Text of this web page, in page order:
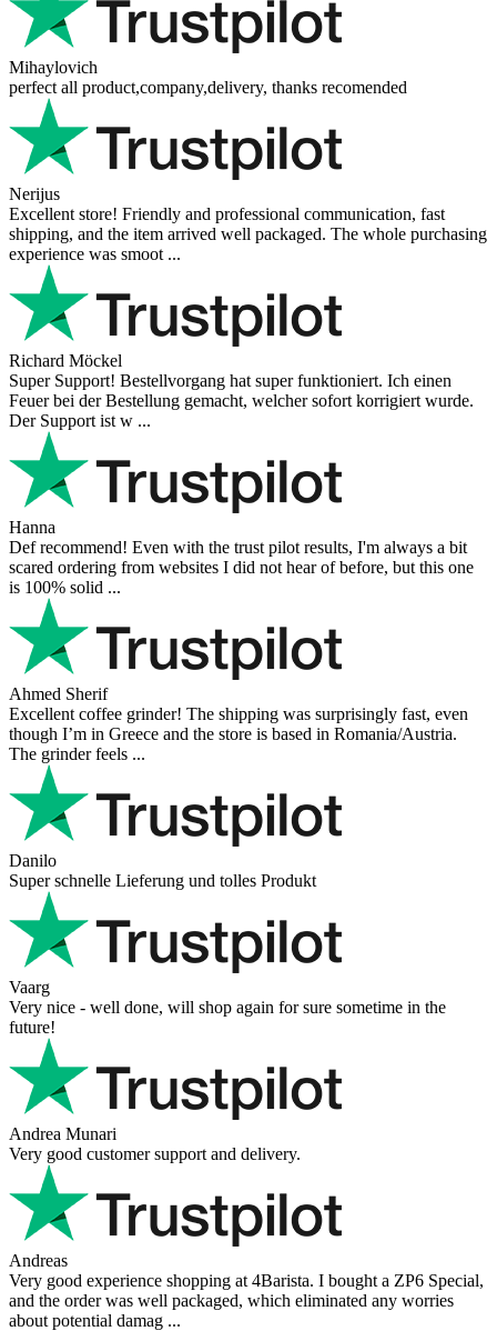
Mihaylovich
perfect all product,company,delivery, thanks recomended
Nerijus
Excellent store! Friendly and professional communication, fast
shipping, and the item arrived well packaged. The whole purchasing
experience was smoot ...
Richard Möckel
Super Support! Bestellvorgang hat super funktioniert. Ich einen
Feuer bei der Bestellung gemacht, welcher sofort korrigiert wurde.
Der Support ist w ...
Hanna
Def recommend! Even with the trust pilot results, I'm always a bit
scared ordering from websites I did not hear of before, but this one
is 100% solid ...
Ahmed Sherif
Excellent coffee grinder! The shipping was surprisingly fast, even
though I’m in Greece and the store is based in Romania/Austria.
The grinder feels ...
Danilo
Super schnelle Lieferung und tolles Produkt
Vaarg
Very nice - well done, will shop again for sure sometime in the
future!
Andrea Munari
Very good customer support and delivery.
Andreas
Very good experience shopping at 4Barista. I bought a ZP6 Special,
and the order was well packaged, which eliminated any worries
about potential damag ...